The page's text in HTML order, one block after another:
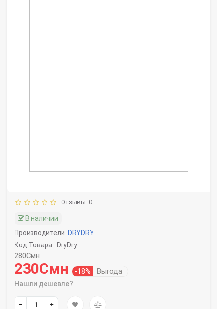
Отзывы: 0
В наличии
Производители DRYDRY
Код Товара: DryDry
280Смн
230Смн -18% Выгода
Нашли дешевле?